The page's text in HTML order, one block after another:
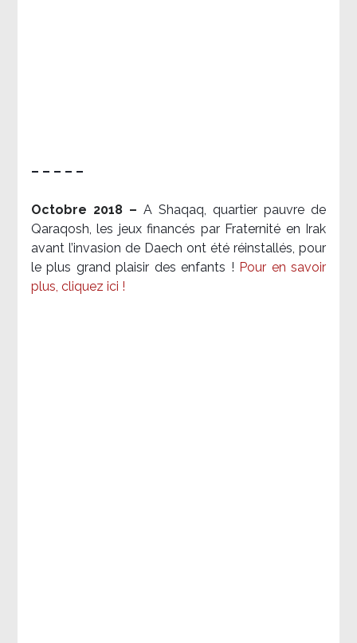
– – – – –
Octobre 2018 – A Shaqaq, quartier pauvre de
Qaraqosh, les jeux financés par Fraternité en Irak​
avant l’invasion de Daech ont été réinstallés, pour
le plus grand plaisir des enfants ! Pour en savoir
plus, cliquez ici !